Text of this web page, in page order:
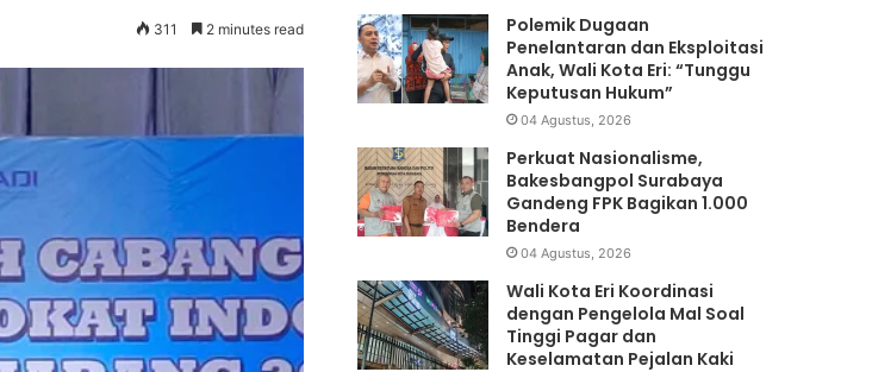
311 2 minutes read
Polemik Dugaan
Penelantaran dan Eksploitasi
Anak, Wali Kota Eri: “Tunggu
Keputusan Hukum”
04 Agustus, 2026
Perkuat Nasionalisme,
Bakesbangpol Surabaya
Gandeng FPK Bagikan 1.000
Bendera
04 Agustus, 2026
Wali Kota Eri Koordinasi
dengan Pengelola Mal Soal
Tinggi Pagar dan
Keselamatan Pejalan Kaki